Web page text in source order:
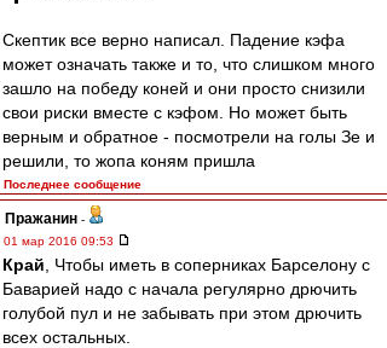
Скептик все верно написал. Падение кэфа
может означать также и то, что слишком много
зашло на победу коней и они просто снизили
свои риски вместе с кэфом. Но может быть
верным и обратное - посмотрели на голы Зе и
решили, то жопа коням пришла
Последнее сообщение
Пражанин -
01 мар 2016 09:53
Край , Чтобы иметь в соперниках Барселону с
Баварией надо с начала регулярно дрючить
голубой пул и не забывать при этом дрючить
всех остальных.